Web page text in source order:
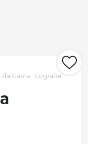
da Gama Biografie